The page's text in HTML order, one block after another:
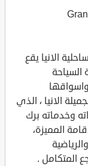
الانيا يقع
الانيا ، الذي
وخدماته برك
المميزة،
المتكامل .